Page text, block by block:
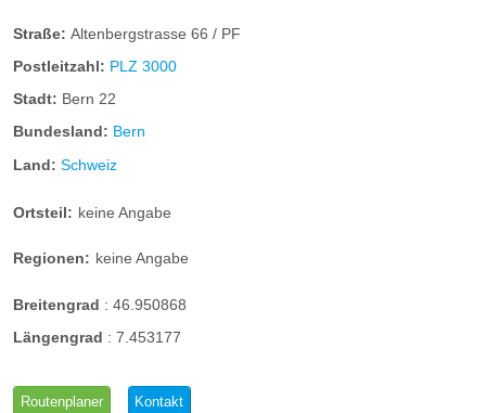
Straße: Altenbergstrasse 66 / PF
Postleitzahl: PLZ 3000
Stadt: Bern 22
Bundesland: Bern
Land: Schweiz
Ortsteil: keine Angabe
Regionen: keine Angabe
Breitengrad : 46.950868
Längengrad : 7.453177
Routenplaner Kontakt